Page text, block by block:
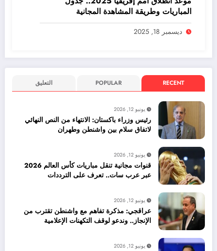
المباريات وطريقة المشاهدة المجانية
ديسمبر 18, 2025
RECENT
POPULAR التعليق
يونيو 12, 2026
رئيس وزراء باكستان: الانتهاء من النص النهائي
لاتفاق سلام بين واشنطن وطهران
يونيو 12, 2026
قنوات مجانية تنقل مباريات كأس العالم 2026
عبر عرب سات.. تعرف على الترددات
يونيو 12, 2026
عراقجي: مذكرة تفاهم مع واشنطن تقترب من
الإنجاز.. وندعو لوقف التكهنات الإعلامية
يونيو 12, 2026